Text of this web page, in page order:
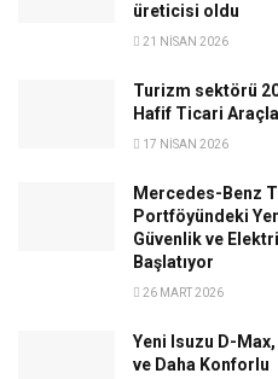
üreticisi oldu
21 NISAN 2026
Turizm sektörü
Hafif Ticari
17 NISAN 2026
Mercedes-Benz
Portföyündeki
Güvenlik ve
Başlatıyor
26 MART 2026
Yeni Isuzu D-
ve Daha Konforlu